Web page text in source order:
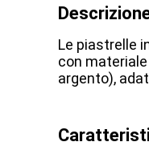
Le piastrelle
con
argento),